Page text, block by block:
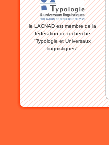
le LACNAD est membre de la
fédération de recherche
"Typologie et Universaux
linguistiques"